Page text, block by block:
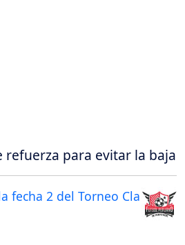
refuerza para evitar la baja